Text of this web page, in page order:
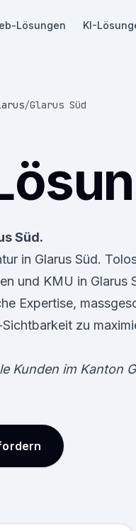
Lösungen KI-
/Glarus Süd
Süd.
in Glarus Süd.
und KMU in Glarus
Expertise,
zu
Kunden im Kanton